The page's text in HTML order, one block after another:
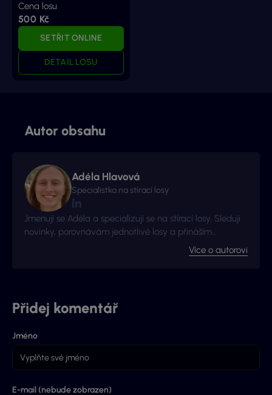
Cena losu
500 Kč
SETŘIT ONLINE
DETAIL LOSU
Autor obsahu
Adéla Hlavová
Specialistka na stírací losy
Jmenuji se Adéla a specializuji se na stírací losy. Sleduji
novinky, porovnávám jednotlivé losy a přináším
Více o autorovi
Přidej komentář
Jméno
E-mail (nebude zobrazen)